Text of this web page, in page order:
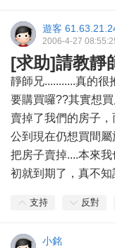
遊客
2006-4-27
[求助]請教靜
靜師兄...........真的
要購買囉??其實想
賣掉了我們的房子
公到現在仍想買間
把房子賣掉....本來
初就到期了，真不
支持 反對
小銘